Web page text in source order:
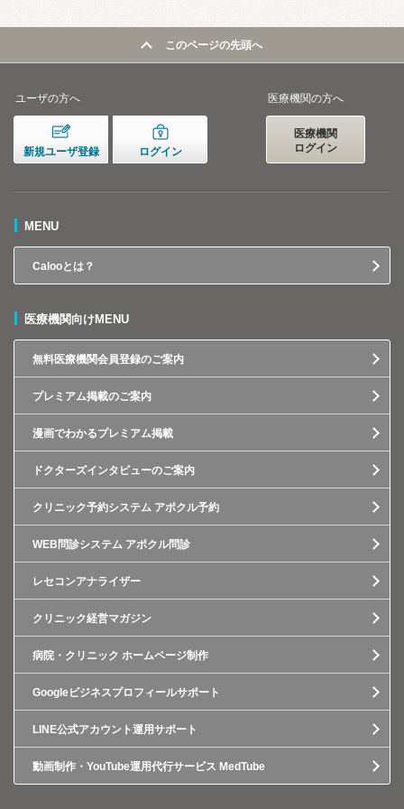
このページの先頭へ
ユーザの方へ
新規ユーザ登録 ログイン
医療機関の方へ
医療機関
ログイン
MENU
Calooとは？
医療機関向けMENU
無料医療機関会員登録のご案内
プレミアム掲載のご案内
漫画でわかるプレミアム掲載
ドクターズインタビューのご案内
クリニック予約システム アポクル予約
WEB問診システム アポクル問診
レセコンアナライザー
クリニック経営マガジン
病院・クリニック ホームページ制作
Googleビジネスプロフィールサポート
LINE公式アカウント運用サポート
動画制作・YouTube運用代行サービス MedTube